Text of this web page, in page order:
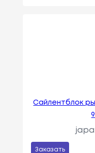
Сайлентблок
Заказать